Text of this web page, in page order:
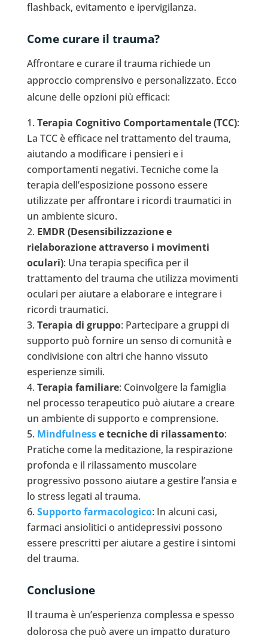
flashback, evitamento e ipervigilanza.
Come curare il trauma?
Affrontare e curare il trauma richiede un
approccio comprensivo e personalizzato. Ecco
alcune delle opzioni più efficaci:
Terapia Cognitivo Comportamentale (TCC):
La TCC è efficace nel trattamento del trauma,
aiutando a modificare i pensieri e i
comportamenti negativi. Tecniche come la
terapia dell’esposizione possono essere
utilizzate per affrontare i ricordi traumatici in
un ambiente sicuro.
EMDR (Desensibilizzazione e
rielaborazione attraverso i movimenti
oculari): Una terapia specifica per il
trattamento del trauma che utilizza movimenti
oculari per aiutare a elaborare e integrare i
ricordi traumatici.
Terapia di gruppo: Partecipare a gruppi di
supporto può fornire un senso di comunità e
condivisione con altri che hanno vissuto
esperienze simili.
Terapia familiare: Coinvolgere la famiglia
nel processo terapeutico può aiutare a creare
un ambiente di supporto e comprensione.
Mindfulnesse tecniche di rilassamento:
Pratiche come la meditazione, la respirazione
profonda e il rilassamento muscolare
progressivo possono aiutare a gestire l’ansia e
lo stress legati al trauma.
Supporto farmacologico: In alcuni casi,
farmaci ansiolitici o antidepressivi possono
essere prescritti per aiutare a gestire i sintomi
del trauma.
Conclusione
Il trauma è un’esperienza complessa e spesso
dolorosa che può avere un impatto duraturo